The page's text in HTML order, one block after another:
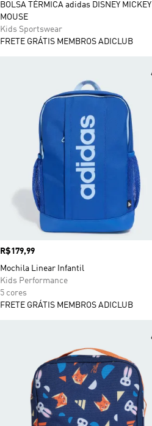
BOLSA TÉRMICA adidas DISNEY MICKEY
MOUSE
Kids Sportswear
FRETE GRÁTIS MEMBROS ADICLUB
Preço
R$179,99
Mochila Linear Infantil
Kids Performance
5 cores
FRETE GRÁTIS MEMBROS ADICLUB